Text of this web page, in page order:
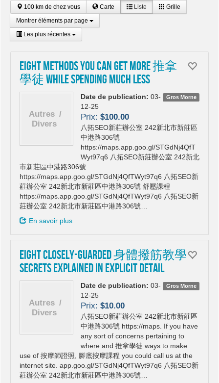
100 km de chez vous Carte Liste
Grille
Montrer éléments par page
Les plus récentes
Eight Methods You can get More 推拿
學徒 While Spending Much less
Gros Morne
Date de publication: 03-
12-25
Prix: $100.00
八拓SEO新莊辦公室 242新北市新莊區
中港路306號
https://maps.app.goo.gl/STGdNj4QfT
Wyt97q6 八拓SEO新莊辦公室 242新北
市新莊區中港路306號
https://maps.app.goo.gl/STGdNj4QfTWyt97q6 八拓SEO新
莊辦公室 242新北市新莊區中港路306號 舒壓課程
https://maps.app.goo.gl/STGdNj4QfTWyt97q6 八拓SEO新
莊辦公室 242新北市新莊區中港路306號…
En savoir plus
Eight Closely-Guarded 身體撥筋教學
Secrets Explained in Explicit Detail
Gros Morne
Date de publication: 03-
12-25
Prix: $10.00
八拓SEO新莊辦公室 242新北市新莊區
中港路306號 https://maps. If you have
any sort of concerns pertaining to
where and 推拿學徒 ways to make
use of 按摩師證照, 腳底按摩課程 you could call us at the
internet site. app.goo.gl/STGdNj4QfTWyt97q6 八拓SEO新
莊辦公室 242新北市新莊區中港路306號…